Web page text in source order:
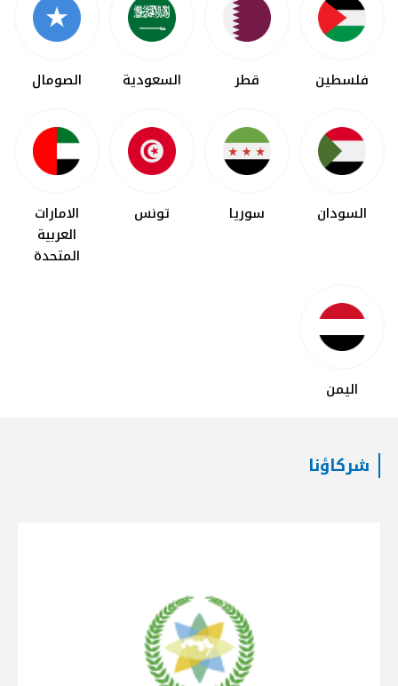
فلسطين قطر السعودية الصومال
السودان سوريا تونس
الامارات
العربية
المتحدة
اليمن
شركاؤنا